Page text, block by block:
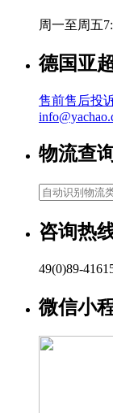
周一至周五
德国亚
售前售后投
物流查
咨询热
49(0)89-
微信小